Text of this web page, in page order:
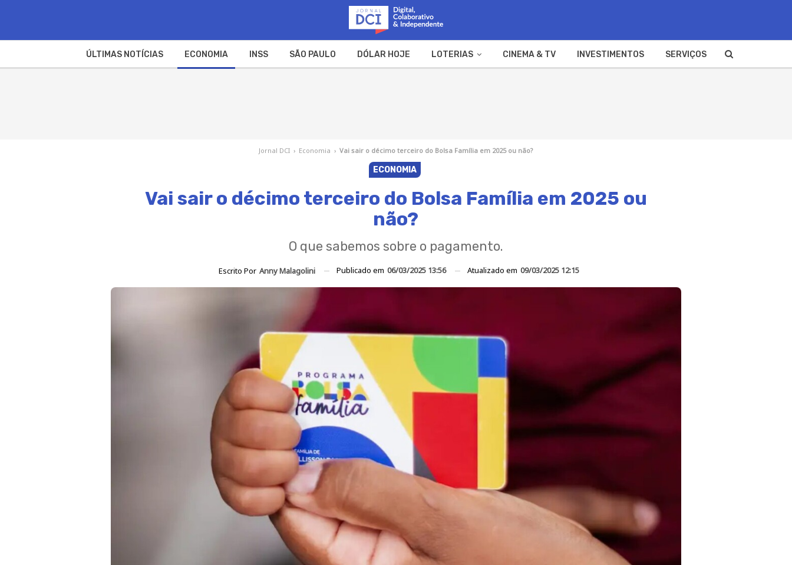
ÚLTIMAS NOTÍCIAS ECONOMIA INSS SÃO PAULO DÓLAR HOJE LOTERIAS CINEMA & TV INVESTIMENTOS SERVIÇOS
Jornal DCI › Economia › Vai sair o décimo terceiro do Bolsa Família em 2025 ou não?
ECONOMIA
Vai sair o décimo terceiro do Bolsa Família em 2025 ou
não?
O que sabemos sobre o pagamento.
Escrito Por Anny Malagolini Publicado em 06/03/2025 13:56 Atualizado em 09/03/2025 12:15